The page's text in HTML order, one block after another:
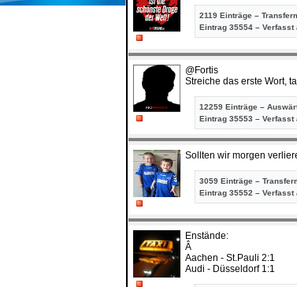
2119 Einträge –
Eintrag 35554 – Verfasst
@Fortis
Streiche das erste Wort,
12259 Einträge –
Eintrag 35553 – Verfasst
Sollten wir morgen
3059 Einträge –
Eintrag 35552 – Verfasst
Enstände:
Â
Aachen - St.Pauli 2:1
Audi - Düsseldorf 1:1